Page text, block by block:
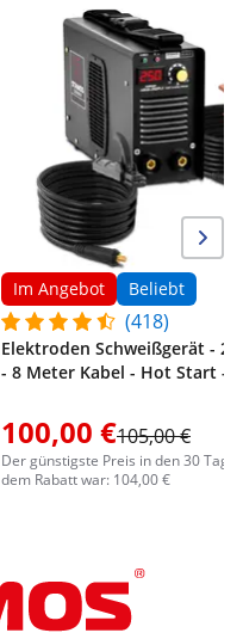
Im Angebot Beliebt
(418)
Elektroden Schweißgerät -
- 8 Meter Kabel - Hot Start -
100,00 €105,00 €
Der günstigste Preis in den 30
dem Rabatt war: 104,00 €